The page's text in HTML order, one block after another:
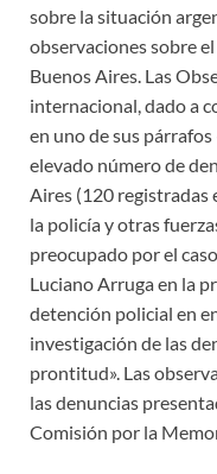
sobre la situación
observaciones sobre
Buenos Aires. Las
internacional, dado a
en uno de sus
elevado número de
Aires (120 registradas
la policía y otras
preocupado por el
Luciano Arruga en la
detención policial en
investigación de las
prontitud». Las
las denuncias
Comisión por la